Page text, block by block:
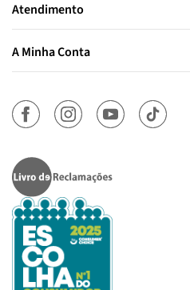
Atendimento
A Minha Conta